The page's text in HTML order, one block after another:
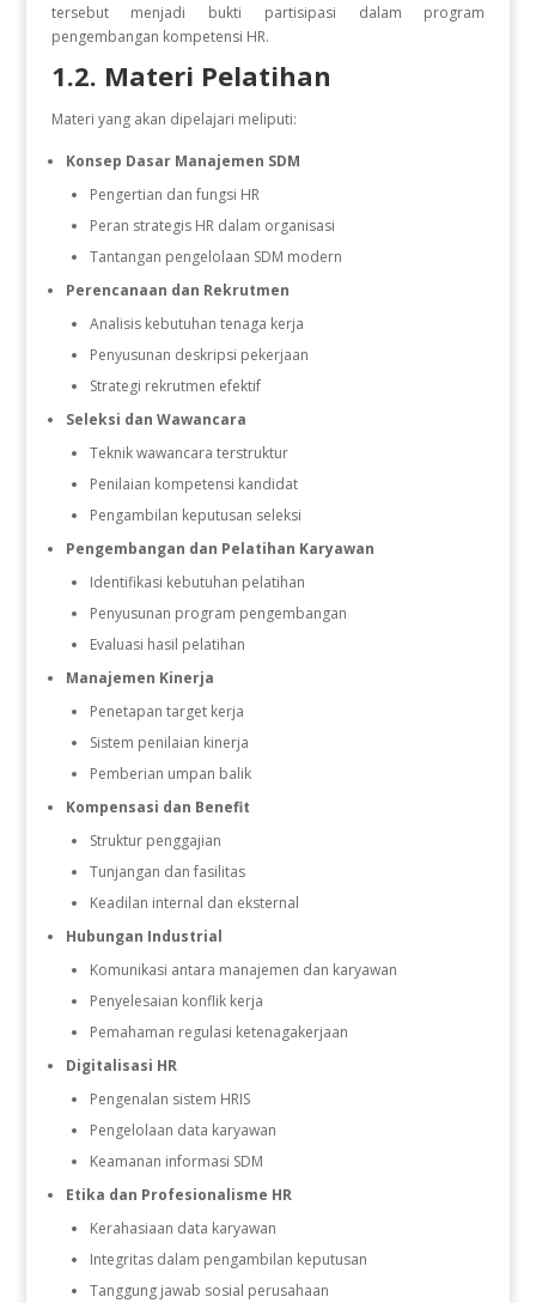
tersebut menjadi bukti partisipasi dalam program
pengembangan kompetensi HR.
1.2. Materi Pelatihan
Materi yang akan dipelajari meliputi:
Konsep Dasar Manajemen SDM
Pengertian dan fungsi HR
Peran strategis HR dalam organisasi
Tantangan pengelolaan SDM modern
Perencanaan dan Rekrutmen
Analisis kebutuhan tenaga kerja
Penyusunan deskripsi pekerjaan
Strategi rekrutmen efektif
Seleksi dan Wawancara
Teknik wawancara terstruktur
Penilaian kompetensi kandidat
Pengambilan keputusan seleksi
Pengembangan dan Pelatihan Karyawan
Identifikasi kebutuhan pelatihan
Penyusunan program pengembangan
Evaluasi hasil pelatihan
Manajemen Kinerja
Penetapan target kerja
Sistem penilaian kinerja
Pemberian umpan balik
Kompensasi dan Benefit
Struktur penggajian
Tunjangan dan fasilitas
Keadilan internal dan eksternal
Hubungan Industrial
Komunikasi antara manajemen dan karyawan
Penyelesaian konflik kerja
Pemahaman regulasi ketenagakerjaan
Digitalisasi HR
Pengenalan sistem HRIS
Pengelolaan data karyawan
Keamanan informasi SDM
Etika dan Profesionalisme HR
Kerahasiaan data karyawan
Integritas dalam pengambilan keputusan
Tanggung jawab sosial perusahaan